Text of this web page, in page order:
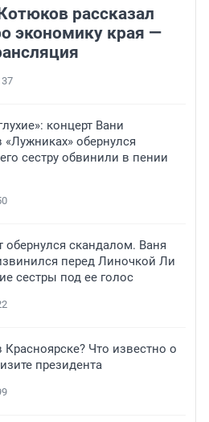
рассказал
экономику края —
концерт Вани
обернулся
сестру обвинили в пении
обернулся скандалом. Ваня
перед Линочкой Ли
сестры под ее голос
Красноярске? Что известно о
президента